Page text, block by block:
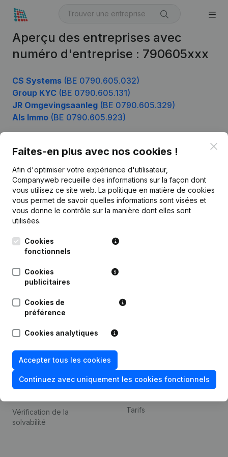
Aperçu des entreprises avec
numéro d'entreprise : 790605xxx
CS Systems (BE 0790.605.032)
Group KYC (BE 0790.605.131)
JR Omgevingsaanleg (BE 0790.605.329)
Als Immo (BE 0790.605.923)
Faites-en plus avec nos cookies !
Afin d'optimiser votre expérience d'utilisateur,
Companyweb recueille des informations sur la façon dont
vous utilisez ce site web. La politique en matière de cookies
vous permet de savoir quelles informations sont visées et
vous donne le contrôle sur la manière dont elles sont
utilisées.
Cookies
fonctionnels
Cookies
publicitaires
Cookies de
préférence
Cookies analytiques
Accepter tous les cookies
Continuez avec uniquement les cookies fonctionnels
Français
Leuvensesteenweg
248D,
Produit
Informations d’entreprise
Monitoring
Recherche internationale
Thème
de la fraude
Consulter des comptes
annuels
Recherche de numéro de
Vérification de la
solvabilité
Contact
Tarifs